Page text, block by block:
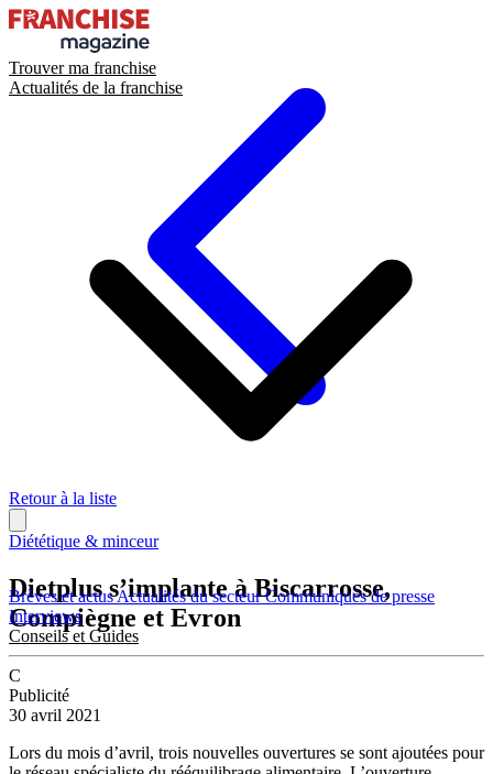
Trouver ma franchise
Actualités de la franchise
Brèves et actusActualités du secteurCommuniqués de presse
Interviews
Conseils et Guides
Retour à la liste
Diététique & minceur
Dietplus s’implante à Biscarrosse,
Compiègne et Evron
C
Publicité
30 avril 2021
Lors du mois d’avril, trois nouvelles ouvertures se sont ajoutées pour